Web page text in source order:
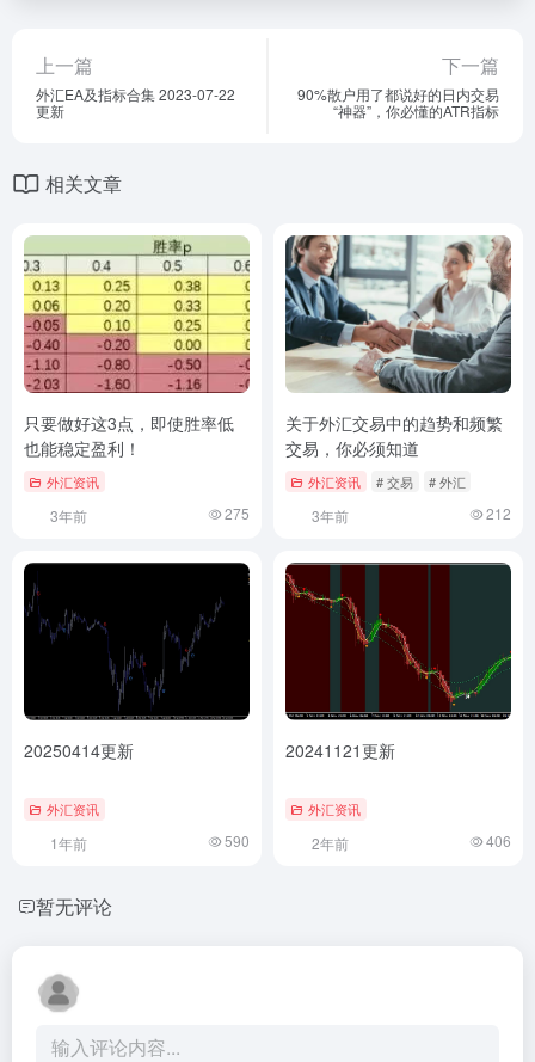
上一篇
外汇EA及指标合集 2023-07-22
更新
下一篇
90%散户用了都说好的日内交易
“神器”，你必懂的ATR指标
相关文章
只要做好这3点，即使胜率低
也能稳定盈利！
外汇资讯
3年前 275
关于外汇交易中的趋势和频繁
交易，你必须知道
外汇资讯 # 交易 # 外汇
3年前 212
20250414更新
外汇资讯
1年前 590
20241121更新
外汇资讯
2年前 406
暂无评论